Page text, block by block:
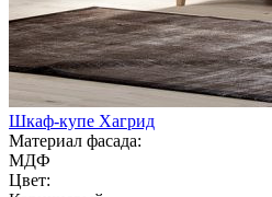
Шкаф-купе Хагрид
Материал фасада:
МДФ
Цвет: